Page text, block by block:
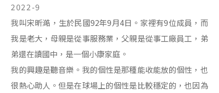
2022-9
我叫宋昕澔，生於民國92年9月4日。家裡有9位成員，而
我是老大，母親是從事服務業，父親是從事工廠員工，弟
弟還在讀國中，是一個小康家庭。
我的興趣是聽音樂。我的個性是那種能收能放的個性，也
很熱心助人。但是在球場上的個性是比較穩定的，也因為